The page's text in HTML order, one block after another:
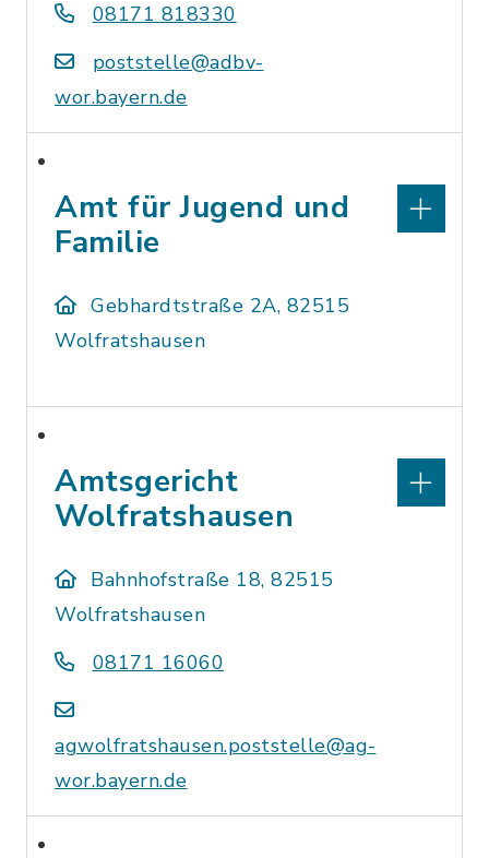
08171 818330
poststelle@adbv-
wor.bayern.de
Amt für Jugend und
Familie
Gebhardtstraße 2A, 82515
Wolfratshausen
Amtsgericht
Wolfratshausen
Bahnhofstraße 18, 82515
Wolfratshausen
08171 16060
agwolfratshausen.poststelle@ag-
wor.bayern.de